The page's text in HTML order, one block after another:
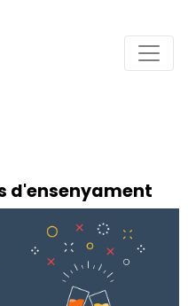
d'ensenyament